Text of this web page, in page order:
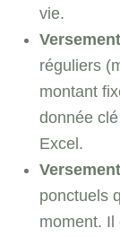
vie.
réguliers
montant
donnée
Excel.
ponctuels
moment. Il